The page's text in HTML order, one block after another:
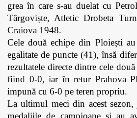
grea în care s-au duelat cu
Târgoviște, Atletic Drobeta
Craiova 1948.
Cele două echipe din Ploiești
egalitate de puncte (41), însă
rezultatele directe dintre cele
fiind 0-0, iar în retur Prahova
impună cu 6-0 pe teren propriu.
La ultimul meci din acest
medaliile de campioane și au